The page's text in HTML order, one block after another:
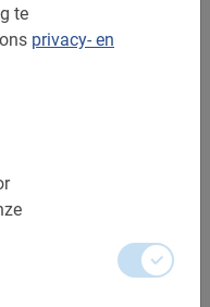
te
privacy- en
verzekerd van een